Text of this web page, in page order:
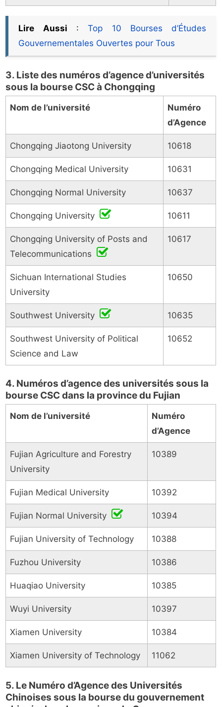
Lire Aussi :Top 10 Bourses d’Études
Gouvernementales Ouvertes pour Tous
3. Liste des numéros d’agence d’universités
sous la bourse CSC à Chongqing
Nom de l’université
Numéro
d’Agence
Chongqing Jiaotong University 10618
Chongqing Medical University 10631
Chongqing Normal University 10637
Chongqing University 10611
Chongqing University of Posts and
Telecommunications
10617
Sichuan International Studies
University
10650
Southwest University 10635
Southwest University of Political
Science and Law
10652
4. Numéros d’agence des universités sous la
bourse CSC dans la province du Fujian
Nom de l’université
Numéro
d’Agence
Fujian Agriculture and Forestry
University
10389
Fujian Medical University 10392
Fujian Normal University 10394
Fujian University of Technology 10388
Fuzhou University 10386
Huaqiao University 10385
Wuyi University 10397
Xiamen University 10384
Xiamen University of Technology 11062
5. Le Numéro d’Agence des Universités
Chinoises sous la bourse du gouvernement